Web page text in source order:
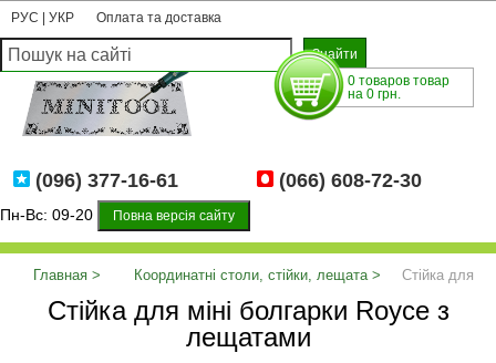
РУС УКР Оплата та доставка
0 товаров товар
на 0 грн.
(096) 377-16-61 (066) 608-72-30
Пн-Вс: 09-20 Повна версія сайту
Главная Координатні столи, стійки, лещата
Стійка для
міні болгарки Royce з лещатами
Стійка для міні болгарки Royce з
лещатами